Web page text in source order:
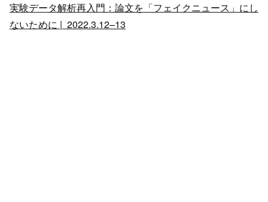
実験データ解析再入門：論文を「フェイクニュース」にし
ないために | 2022.3.12–13